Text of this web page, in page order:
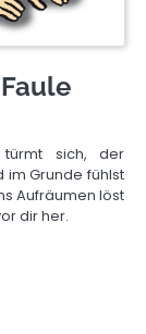
sich, der
im Grunde fühlst
Aufräumen löst
dir her.